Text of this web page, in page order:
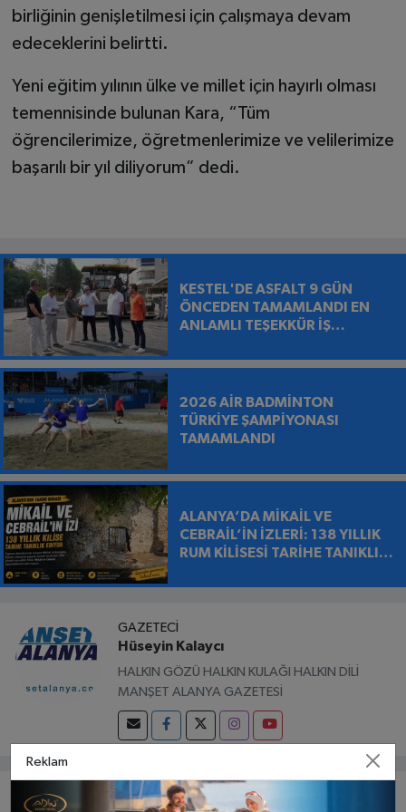
birliğinin genişletilmesi için çalışmaya devam
edeceklerini belirtti.
Yeni eğitim yılının ülke ve millet için hayırlı olması
temennisinde bulunan Kara, “Tüm
öğrencilerimize, öğretmenlerimize ve velilerimize
başarılı bir yıl diliyorum” dedi.
KESTEL'DE ASFALT 9 GÜN
ÖNCEDEN TAMAMLANDI EN
ANLAMLI TEŞEKKÜR İŞ
BIRAKILDI
2026 AİR BADMİNTON
TÜRKİYE ŞAMPİYONASI
TAMAMLANDI
ALANYA’DA MİKAİL VE
CEBRAİL’İN İZLERİ: 138 YILLIK
RUM KİLİSESİ TARİHE TANIKLIK
GAZETECI
Hüseyin Kalaycı
HALKIN GÖZÜ HALKIN KULAĞI HALKIN DİLİ
MANŞET ALANYA GAZETESİ
Bunlar da ilginizi çekebilir
Reklam